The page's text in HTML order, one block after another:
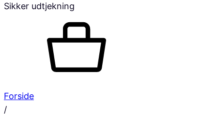
Sikker udtjekning
Forside
/